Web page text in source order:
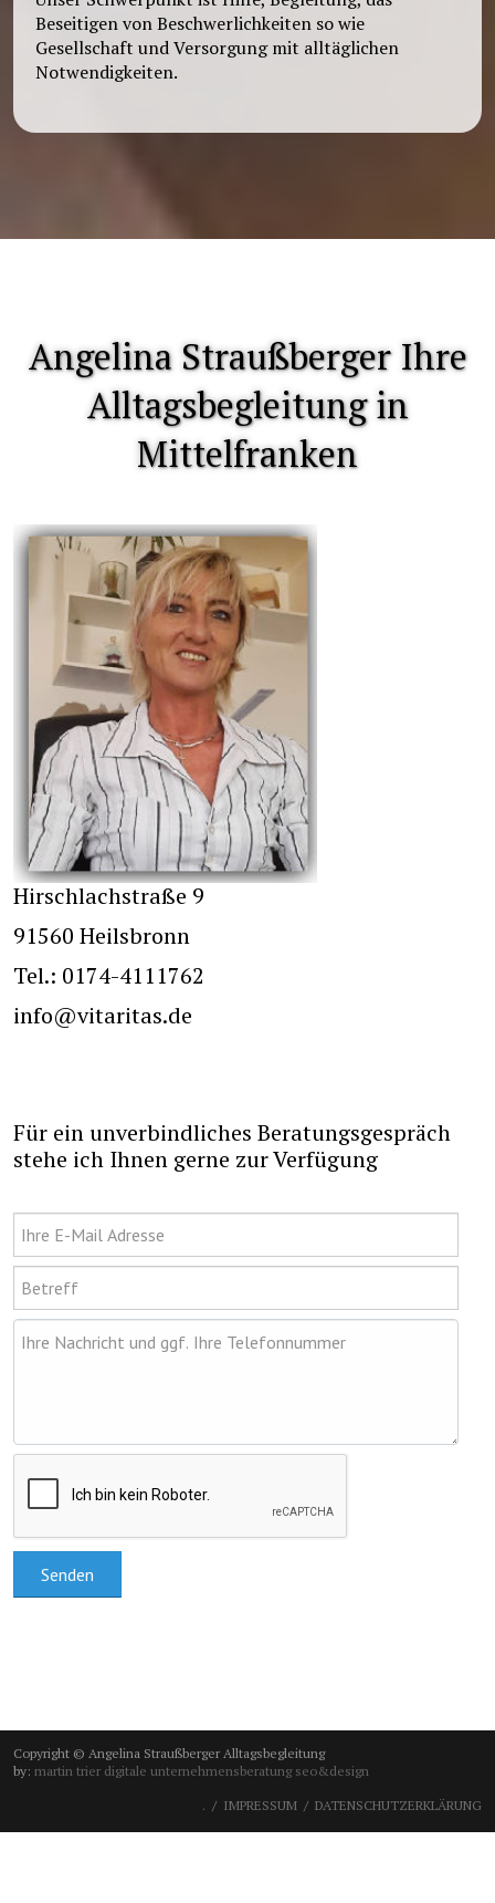
Beseitigen von Beschwerlichkeiten so wie
Gesellschaft und Versorgung mit alltäglichen
Notwendigkeiten.
Angelina Straußberger Ihre
Alltagsbegleitung in
Mittelfranken
Hirschlachstraße 9
91560 Heilsbronn
Tel.: 0174-4111762
info@vitaritas.de
Für ein unverbindliches Beratungsgespräch
stehe ich Ihnen gerne zur Verfügung
Copyright © Angelina Straußberger Alltagsbegleitung
by: martin trier digitale unternehmensberatung seo&design
. IMPRESSUM DATENSCHUTZERKLÄRUNG